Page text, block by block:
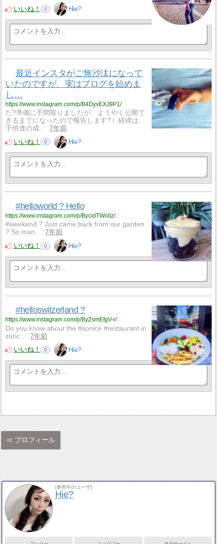
いいね！
0 Hie?
最近インスタがご無沙汰になって
いたのですが、実はブログを始めま
し…
https://www.instagram.com/p/B4DyvEXJ9P1/
た?準備に手間取りましたが、ようやく公開で
きるまでになったので報告します?‍♀️ 経緯は、
子供達の成…
7年前
いいね！
0 Hie?
#helloworld ? Hello
https://www.instagram.com/p/BycidTWolIz/
#weekend ? Just came back from our garden
? So man…
7年前
いいね！
0 Hie?
#helloswitzerland ?
https://www.instagram.com/p/ByZsmEfgV-r/
Do you know about the #sonice #restaurant in
züric…
7年前
いいね！
0 Hie?
プロフィール
[参照中のユーザ]
Hie?